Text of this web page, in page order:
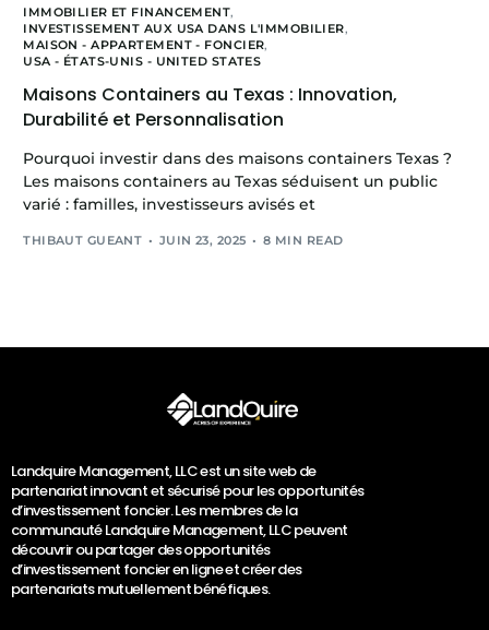
IMMOBILIER ET FINANCEMENT,
INVESTISSEMENT AUX USA DANS L'IMMOBILIER,
MAISON - APPARTEMENT - FONCIER,
USA - ÉTATS-UNIS - UNITED STATES
Maisons Containers au Texas : Innovation,
Durabilité et Personnalisation
Pourquoi investir dans des maisons containers Texas ?
Les maisons containers au Texas séduisent un public
varié : familles, investisseurs avisés et
THIBAUT GUEANT JUIN 23, 2025 8 MIN READ
Landquire Management, LLC est un site web de
partenariat innovant et sécurisé pour les opportunités
d’investissement foncier. Les membres de la
communauté Landquire Management, LLC peuvent
découvrir ou partager des opportunités
d’investissement foncier en ligne et créer des
partenariats mutuellement bénéfiques.